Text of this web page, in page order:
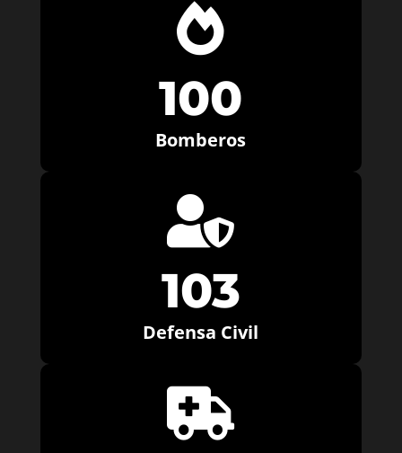

100
Bomberos

103
Defensa Civil
